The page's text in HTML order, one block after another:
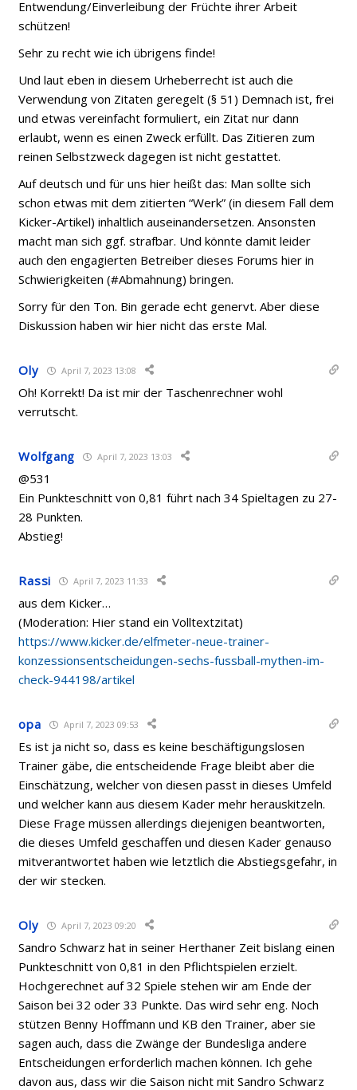
Entwendung/Einverleibung der Früchte ihrer Arbeit
schützen!
Sehr zu recht wie ich übrigens finde!
Und laut eben in diesem Urheberrecht ist auch die
Verwendung von Zitaten geregelt (§ 51) Demnach ist, frei
und etwas vereinfacht formuliert, ein Zitat nur dann
erlaubt, wenn es einen Zweck erfüllt. Das Zitieren zum
reinen Selbstzweck dagegen ist nicht gestattet.
Auf deutsch und für uns hier heißt das: Man sollte sich
schon etwasmit dem zitierten “Werk” (in diesem Fall dem
Kicker-Artikel) inhaltlich auseinandersetzen. Ansonsten
macht man sich ggf. strafbar. Und könnte damit leider
auch den engagierten Betreiber dieses Forums hier in
Schwierigkeiten (#Abmahnung) bringen.
Sorry für den Ton. Bin gerade echt genervt. Aber diese
Diskussion haben wir hier nicht das erste Mal.
Oly April 7, 2023 13:08
Oh! Korrekt! Da ist mir der Taschenrechner wohl
verrutscht.
Wolfgang April 7, 2023 13:03
@531
Ein Punkteschnitt von 0,81 führt nach 34 Spieltagen zu 27-
28 Punkten.
Abstieg!
Rassi April 7, 2023 11:33
aus dem Kicker…
(Moderation: Hier stand ein Volltextzitat)
https://www.kicker.de/elfmeter-neue-trainer-
konzessionsentscheidungen-sechs-fussball-mythen-im-
check-944198/artikel
opa April 7, 2023 09:53
Es ist ja nicht so, dass es keine beschäftigungslosen
Trainer gäbe, die entscheidende Frage bleibt aber die
Einschätzung, welcher von diesen passt in dieses Umfeld
und welcher kann aus diesem Kader mehr herauskitzeln.
Diese Frage müssen allerdings diejenigen beantworten,
die dieses Umfeld geschaffen und diesen Kader genauso
mitverantwortet haben wie letztlich die Abstiegsgefahr, in
der wir stecken.
Oly April 7, 2023 09:20
Sandro Schwarz hat in seiner Herthaner Zeit bislang einen
Punkteschnitt von 0,81 in den Pflichtspielen erzielt.
Hochgerechnet auf 32 Spiele stehen wir am Ende der
Saison bei 32 oder 33 Punkte. Das wird sehr eng. Noch
stützen Benny Hoffmann und KB den Trainer, aber sie
sagen auch, dass die Zwänge der Bundesliga andere
Entscheidungen erforderlich machen können. Ich gehe
davon aus, dass wir die Saison nicht mit Sandro Schwarz